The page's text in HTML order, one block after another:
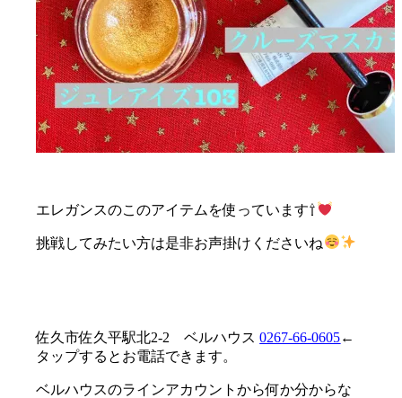
エレガンスのこのアイテムを使っています⇧
挑戦してみたい方は是非お声掛けくださいね
佐久市佐久平駅北2-2 ベルハウス0267-66-0605←
タップするとお電話できます。
ベルハウスのラインアカウントから何か分からな